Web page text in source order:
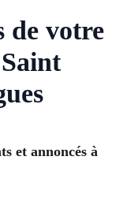
de votre
et annoncés à